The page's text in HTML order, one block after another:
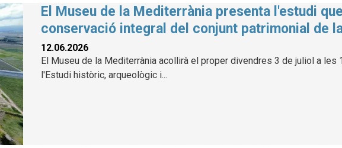
El Museu de la Mediterrània presenta l'estudi
conservació integral del conjunt patrimonial de
12.06.2026
El Museu de la Mediterrània acollirà el proper divendres 3 de juliol a les
l'Estudi històric, arqueològic i...